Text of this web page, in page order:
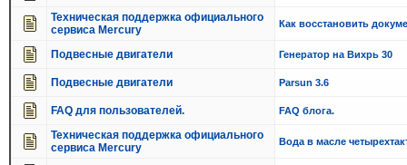
Техническая поддержка официального
сервиса Mercury
Как восстановить
Подвесные двигатели Генератор на Вихрь 30
Подвесные двигатели Parsun 3.6
FAQ для пользователей. FAQ блога.
Техническая поддержка официального
сервиса Mercury
Вода в масле